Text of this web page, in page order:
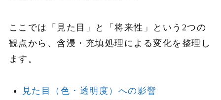
ここでは「見た目」と「将来性」という2つの
観点から、含浸・充填処理による変化を整理し
ます。
見た目（色・透明度）への影響